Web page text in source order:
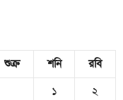
শুক্র শনি রবি
১
২